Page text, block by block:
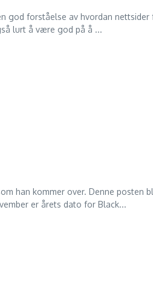
god forståelse av hvordan
lurt å være god på å ...
han kommer over. Denne posten
er årets dato for Black...